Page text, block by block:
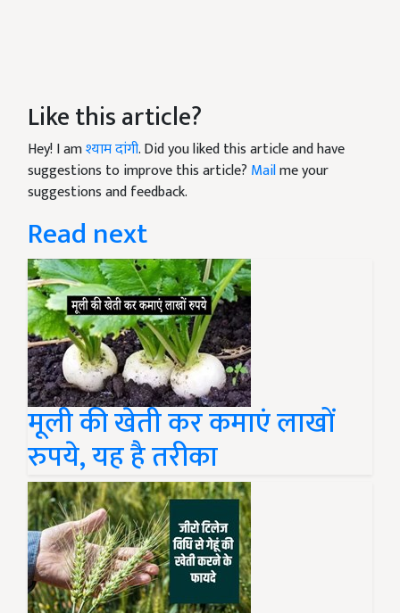
Like this article?
Hey! I amश्याम दांगी. Did you liked this article and have
suggestions to improve this article? Mailme your
suggestions and feedback.
Read next
मूली की खेती कर कमाएं लाखों
रुपये, यह है तरीका